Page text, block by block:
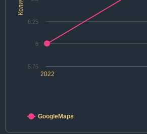
2022
5.75
6
6.25
GoogleMaps